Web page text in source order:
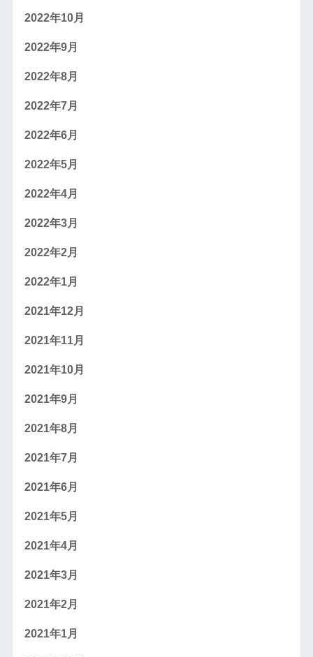
2022年10月
2022年9月
2022年8月
2022年7月
2022年6月
2022年5月
2022年4月
2022年3月
2022年2月
2022年1月
2021年12月
2021年11月
2021年10月
2021年9月
2021年8月
2021年7月
2021年6月
2021年5月
2021年4月
2021年3月
2021年2月
2021年1月